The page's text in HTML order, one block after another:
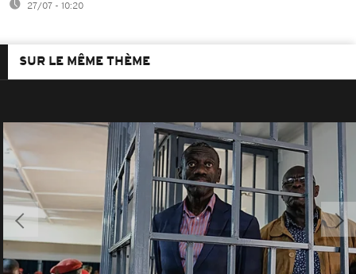
27/07 - 10:20
SUR LE MÊME THÈME